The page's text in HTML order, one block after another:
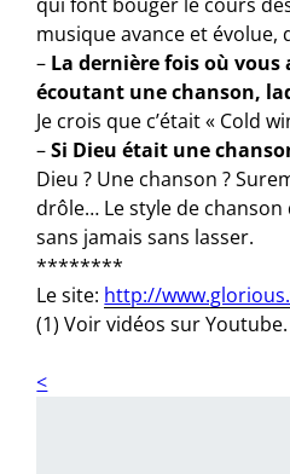
musique avance et évolue,
– La dernière fois où vous
écoutant une chanson,
Je crois que c’était « Cold
–Si Dieu était une
Dieu ? Une chanson ?
drôle… Le style de chanson
sans jamais sans lasser.
********
Le site: http://
(1) Voir vidéos sur Youtube.